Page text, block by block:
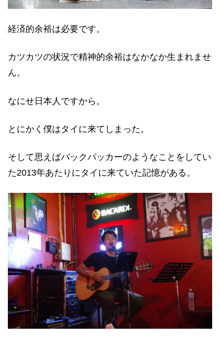
経済的余裕は必要です。
カツカツの状況で精神的余裕はなかなか生まれませ
ん。
なにせ日本人ですから。
とにかく僕はタイに来てしまった。
そして思えばバックパッカーのようなことをしてい
た2013年あたりにタイに来ていた記憶がある。